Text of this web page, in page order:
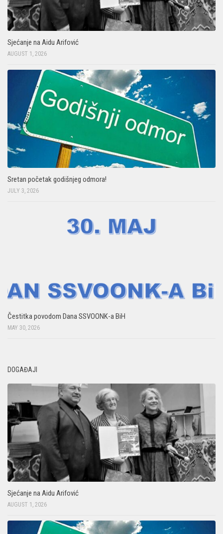
Sjećanje na Aidu Arifović
AUGUST 1, 2026
Sretan početak godišnjeg odmora!
JULY 3, 2026
Čestitka povodom Dana SSVOONK-a BiH
MAY 30, 2026
DOGAĐAJI
Sjećanje na Aidu Arifović
AUGUST 1, 2026